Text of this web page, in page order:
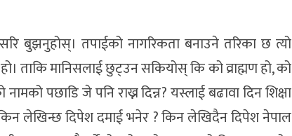
बुझनुहोस्। तपाईको नागरिकता बनाउने तरिका छ त्यो
ताकि मानिसलाई छुट्उन सकियोस् कि को व्राह्मण हो, को
पछाडि जे पनि राख्न दिन्न? यस्लाई बढावा दिन शिक्षा
लेखिन्छ दिपेश दमाई भनेर ? किन लेखिदैन दिपेश नेपाल